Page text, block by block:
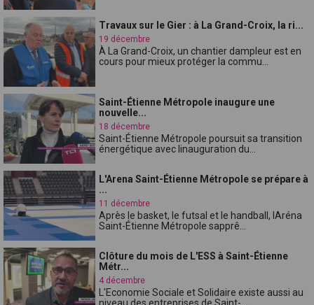
Travaux sur le Gier : à La Grand-Croix, la ri...
19 décembre
À La Grand-Croix, un chantier dampleur est en
cours pour mieux protéger la commu...
Saint-Étienne Métropole inaugure une
nouvelle...
18 décembre
Saint-Étienne Métropole poursuit sa transition
énergétique avec linauguration du...
L'Arena Saint-Étienne Métropole se prépare à
...
11 décembre
Après le basket, le futsal et le handball, lAréna
Saint-Étienne Métropole sapprê...
Clôture du mois de L'ESS à Saint-Étienne
Métr...
4 décembre
L'Economie Sociale et Solidaire existe aussi au
niveau des entreprises de Saint-...